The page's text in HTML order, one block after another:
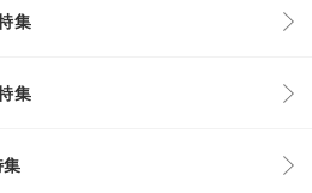
集
集